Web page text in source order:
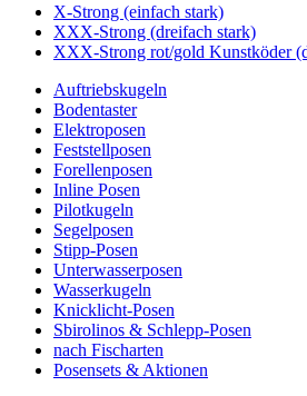
X-Strong (einfach stark)
XXX-Strong (dreifach stark)
XXX-Strong rot/gold Kunstköder
Auftriebskugeln
Bodentaster
Elektroposen
Feststellposen
Forellenposen
Inline Posen
Pilotkugeln
Segelposen
Stipp-Posen
Unterwasserposen
Wasserkugeln
Knicklicht-Posen
Sbirolinos & Schlepp-Posen
nach Fischarten
Posensets & Aktionen